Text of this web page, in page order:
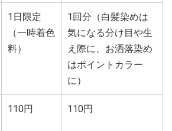
1日限定
（一時着色
料）
1回分（白髪染めは
気になる分け目や生
え際に、お洒落染め
はポイントカラー
に）
110円 110円